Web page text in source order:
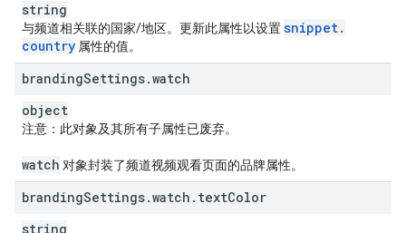
string
与频道相关联的国家/地区。更新此属性以设置snippet.
country 属性的值。
brandingSettings.watch
object
注意 ：此对象及其所有子属性已废弃。
watch 对象封装了频道视频观看页面的品牌属性。
brandingSettings.watch . textColor
string